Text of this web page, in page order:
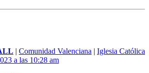
| Comunidad Valenciana | Iglesia Católica
a las 10:28 am